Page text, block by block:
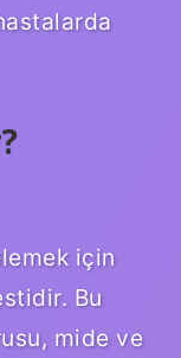
için
Bu
mide ve